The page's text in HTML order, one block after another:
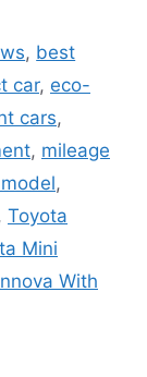
, best
car, eco-
cars,
, mileage
,
, Toyota
Mini
With